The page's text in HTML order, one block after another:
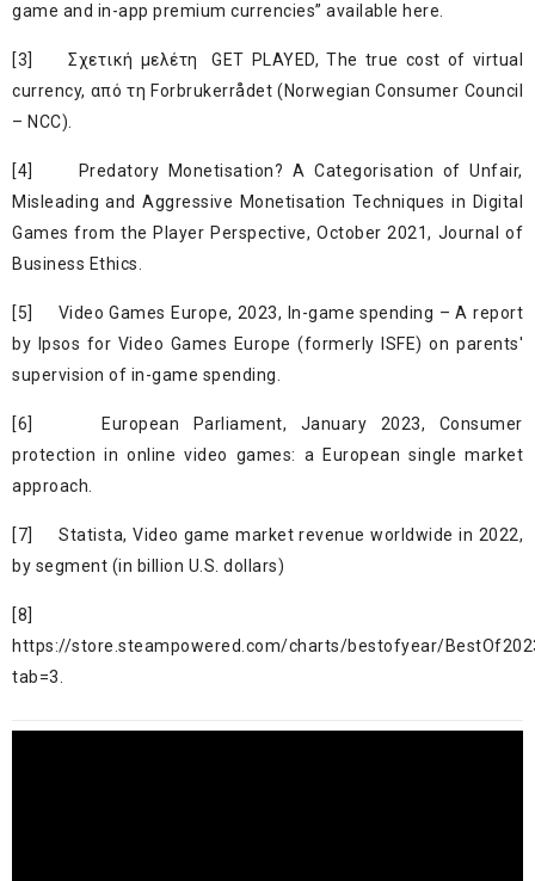
game and in-app premium currencies” available here.
[3] Σχετική μελέτηGET PLAYED, The true cost of virtual
currency, από τη Forbrukerrådet (Norwegian Consumer Council
– NCC).
[4]
Predatory Monetisation? A Categorisation of Unfair,
Misleading and Aggressive Monetisation Techniques in Digital
Games from the Player Perspective, October 2021, Journal of
Business Ethics.
[5] Video Games Europe, 2023, In-game spending – A report
by Ipsos for Video Games Europe (formerly ISFE) on parents'
supervision of in-game spending.
[6]
European Parliament, January 2023, Consumer
protection in online video games: a European single market
approach.
[7] Statista, Video game market revenue worldwide in 2022,
by segment (in billion U.S. dollars)
[8]
https://store.steampowered.com/charts/bestofyear/
tab=3.